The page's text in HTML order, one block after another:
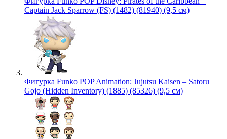
Captain Jack Sparrow (FS) (1482) (81940) (9,5 см)
Фигурка Funko POP Animation: Jujutsu Kaisen – Satoru
Gojo (Hidden Inventory) (1885) (85326) (9,5 см)